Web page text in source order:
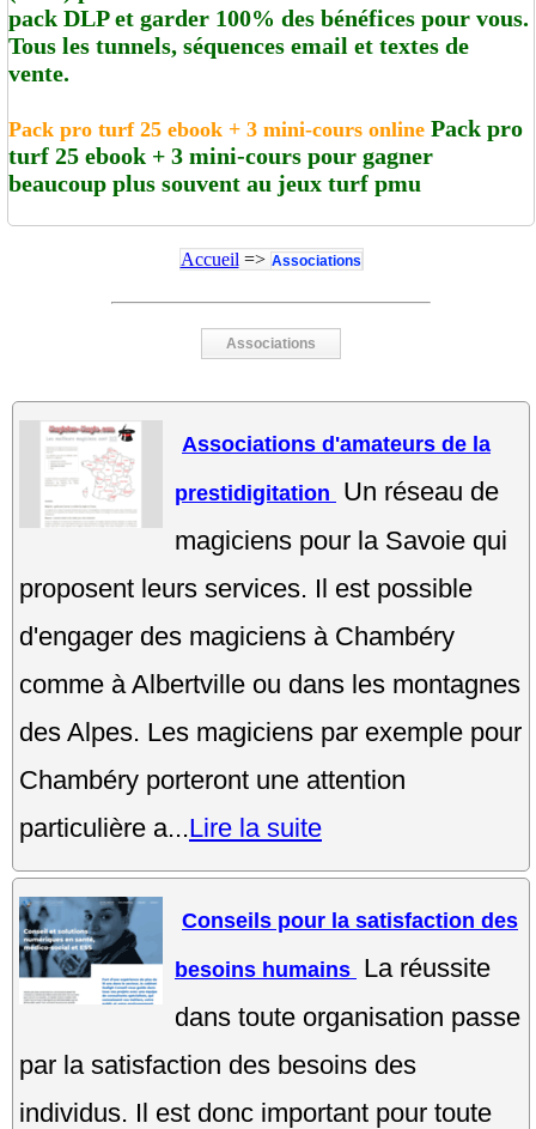
pack DLP et garder 100% des bénéfices pour vous.
Tous les tunnels, séquences email et textes de
vente.
Pack pro turf 25 ebook + 3 mini-cours online Pack pro
turf 25 ebook + 3 mini-cours pour gagner
beaucoup plus souvent au jeux turf pmu
Accueil => Associations
Associations
Associations d'amateurs de la
prestidigitation
Un réseau de
magiciens pour la Savoie qui
proposent leurs services. Il est possible
d'engager des magiciens à Chambéry
comme à Albertville ou dans les montagnes
des Alpes. Les magiciens par exemple pour
Chambéry porteront une attention
particulière a...Lire la suite
Conseils pour la satisfaction des
besoins humains La réussite
dans toute organisation passe
par la satisfaction des besoins des
individus. Il est donc important pour toute